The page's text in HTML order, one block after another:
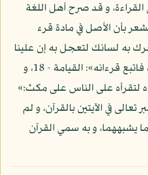
و قد صرح أهل اللغة
بأن الأصل في مادة قرء
به لسانك لتعجل به إن علينا
جمعه و قرءانه فإذا قرأناه فاتبع قرءانه»: القيامة - 18، و
لتقرأه على الناس على مكث:»
حيث عبر تعالى في الآيتين بالقرآن، و لم
ما يشبههما، و به سمي القرآن